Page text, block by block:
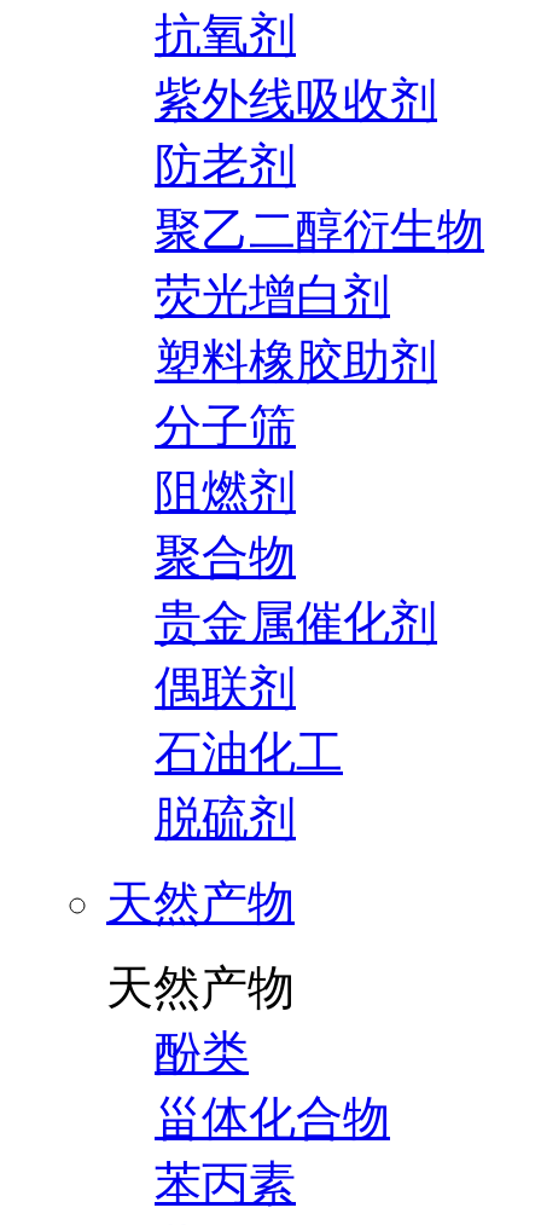
抗氧剂
紫外线吸收剂
防老剂
聚乙二醇衍生物
荧光增白剂
塑料橡胶助剂
分子筛
阻燃剂
聚合物
贵金属催化剂
偶联剂
石油化工
脱硫剂
天然产物
天然产物
酚类
甾体化合物
苯丙素